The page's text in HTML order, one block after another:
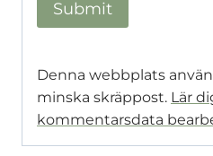
Denna webbplats
minska skräppost. Lär
kommentarsdata